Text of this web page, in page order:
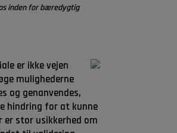
inden for bæredygtig
er ikke vejen
mulighederne
og genanvendes,
hindring for at kunne
er stor usikkerhed om